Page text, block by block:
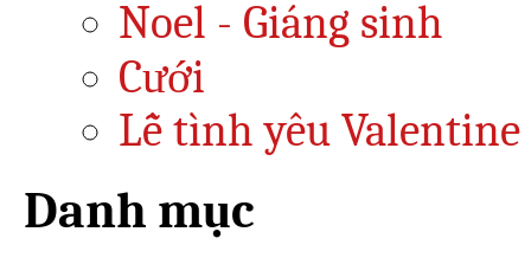
Noel - Giáng sinh
Cưới
Lễ tình yêu Valentine
Danh mục